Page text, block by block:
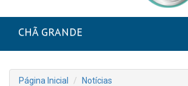
CHÃ GRANDE
Página Inicial
Notícias